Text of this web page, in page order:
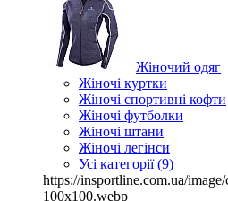
Жіночий одяг
Жіночі куртки
Жіночі спортивні кофти
Жіночі футболки
Жіночі штани
Жіночі легінси
Усі категорії (9)
https://insportline.com.ua/
100x100.webp